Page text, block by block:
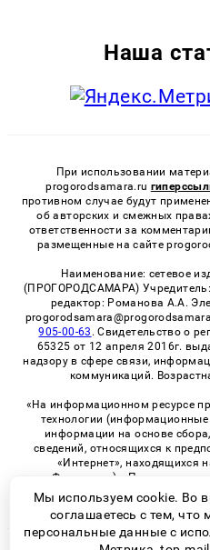
Наша
При использовании
progorodsamara.ru
противном случае будут
об авторских и смежных
ответственности за
размещенные на сайте
Наименование: сетевое
(ПРОГОРОДСАМАРА)
редактор: Романова А.А.
905-00-63 . Свидетельство о
65325 от 12 апреля 2016г.
надзору в сфере связи,
коммуникаций.
«На информационном ресурсе
технологии (информационные
информации на основе
сведений, относящихся к
«Интернет», находящихся
Федерации)». Правила
технологий в виджетах
Мы используем cookie. Во
соглашаетесь с тем,
персональные данные с